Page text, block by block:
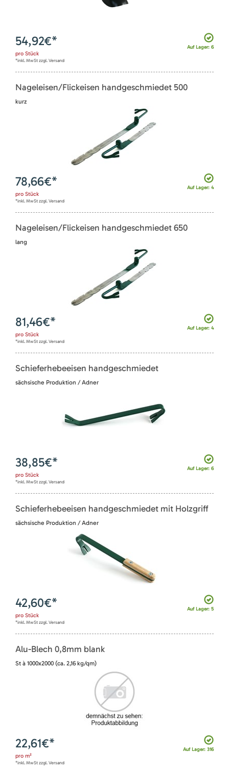
Auf Lager: 6
54,92€*
pro Stück
*inkl. MwSt zzgl. Versand
Nageleisen/Flickeisen handgeschmiedet 500
kurz
Auf Lager: 4
78,66€*
pro Stück
*inkl. MwSt zzgl. Versand
Nageleisen/Flickeisen handgeschmiedet 650
lang
Auf Lager: 4
81,46€*
pro Stück
*inkl. MwSt zzgl. Versand
Schieferhebeeisen handgeschmiedet
sächsische Produktion / Adner
Auf Lager: 6
38,85€*
pro Stück
*inkl. MwSt zzgl. Versand
Schieferhebeeisen handgeschmiedet mit Holzgriff
sächsische Produktion / Adner
Auf Lager: 5
42,60€*
pro Stück
*inkl. MwSt zzgl. Versand
Alu-Blech 0,8mm blank
St à 1000x2000 (ca. 2,16 kg/qm)
Auf Lager: 316
22,61€*
pro m²
*inkl. MwSt zzgl. Versand